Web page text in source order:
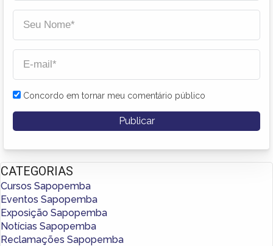
Concordo em tornar meu comentário público
CATEGORIAS
Cursos Sapopemba
Eventos Sapopemba
Exposição Sapopemba
Notícias Sapopemba
Reclamações Sapopemba